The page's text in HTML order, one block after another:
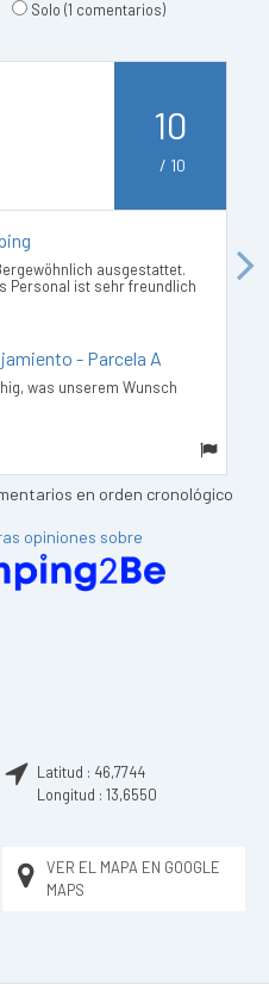
Solo (1 comentarios)
10
/ 10
ausgestattet.
Personal ist sehr freundlich
- Parcela A
was unserem Wunsch
Next
en orden cronológico
opiniones sobre
Latitud : 46,7744
Longitud : 13,6550
VER EL MAPA EN GOOGLE
MAPS